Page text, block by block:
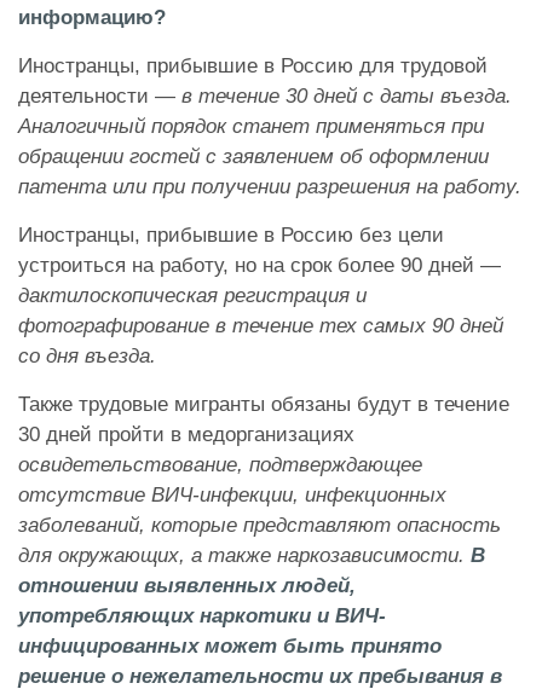
информацию?
Иностранцы, прибывшие в Россию для трудовой
деятельности — в течение 30 дней с даты въезда.
Аналогичный порядок станет применяться при
обращении гостей с заявлением об оформлении
патента или при получении разрешения на работу.
Иностранцы, прибывшие в Россию без цели
устроиться на работу, но на срок более 90 дней —
дактилоскопическая регистрация и
фотографирование в течение тех самых 90 дней
со дня въезда.
Также трудовые мигранты обязаны будут в течение
30 дней пройти в медорганизациях
освидетельствование, подтверждающее
отсутствие ВИЧ-инфекции, инфекционных
заболеваний, которые представляют опасность
для окружающих, а также наркозависимости. В
отношении выявленных людей,
употребляющих наркотики и ВИЧ-
инфицированных может быть принято
решение о нежелательности их пребывания в